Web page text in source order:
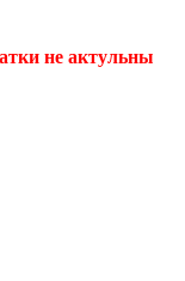
не актульны